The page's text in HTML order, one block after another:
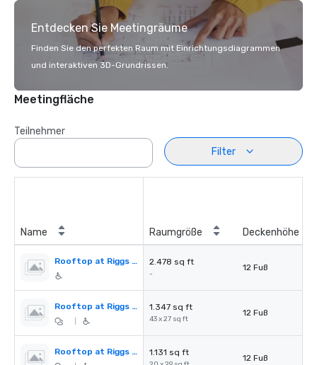
Entdecken Sie Meetingräume
Finden Sie den perfekten Raum mit Einrichtungsdiagrammen
und interaktiven 3D-Grundrissen.
Meetingfläche
Teilnehmer
Filter
Name Raumgröße Deckenhöhe
Rooftop at Riggs Atrium 2.478 sq ft
-
12 Fuß
Rooftop at Riggs Atrium South 1.347 sq ft
43 x 27 sq ft
12 Fuß
Rooftop at Riggs Atrium North 1.131 sq ft
12 Fuß